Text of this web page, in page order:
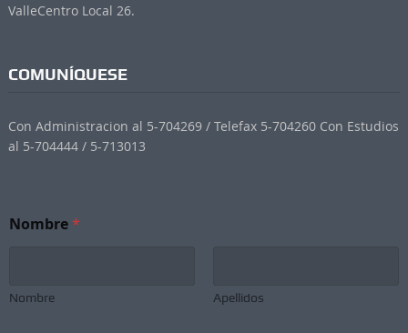
ValleCentro Local 26.
COMUNÍQUESE
Con Administracion al 5-704269 / Telefax 5-704260 Con Estudios
al 5-704444 / 5-713013
Nombre*
Nombre Apellidos